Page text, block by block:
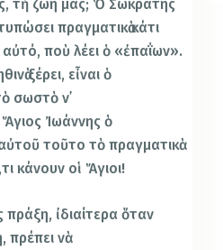
τὴ ζωή μας; Ὁ Σωκράτης
πραγματικὰ κάτι
ποὺ λέει ὁ «ἐπαΐων».
ξέρει, εἶναι ὁ
σωστὸ ν᾽
Ἰωάννης ὁ
τοῦτο τὸ πραγματικὰ
κάνουν οἱ Ἅγιοι!
ἰδιαίτερα ὅταν
πρέπει νὰ